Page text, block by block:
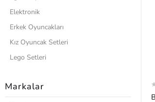
Elektronik
Erkek Oyuncakları
Kız Oyuncak Setleri
Lego Setleri
Oyuncak Arabalar
Markalar